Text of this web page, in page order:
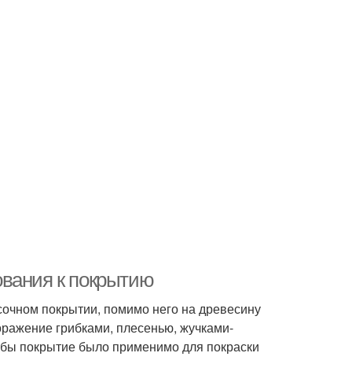
к покрытию
покрытии, помимо него на древесину
грибками, плесенью, жучками-
покрытие было применимо для покраски